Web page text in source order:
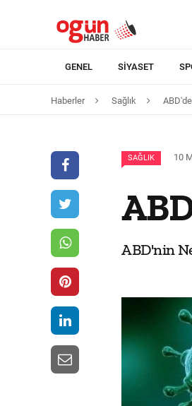
GENEL SIYASET
Haberler Sağlık
SAĞLIK 10
ABD'nin